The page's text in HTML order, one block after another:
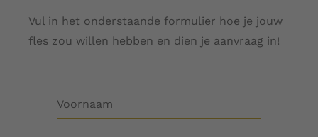
Vul in het onderstaande formulier hoe je jouw
fles zou willen hebben en dien je aanvraag in!
Voornaam